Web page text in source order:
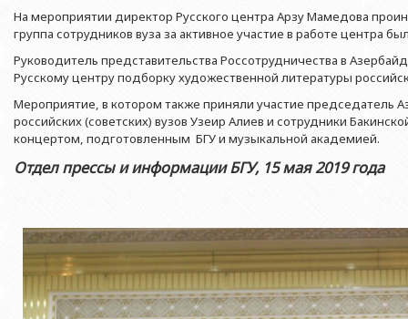
Знаменательные даты в истории БГУУниверситетская газета
Типография
Издательство
Факультет
Факультет
Факультет
Факультет Теология
Факультет
Юридическое
Азербайджанской
Юридическое
и образования
На мероприятии директор Русского центра Арзу Мамедова
группа сотрудников вуза за активное участие в работе центра
Руководитель представительства Россотрудничества в
Русскому центру подборку художественной литературы
Мероприятие, в котором также приняли участие председатель
российских (советских) вузов Узеир Алиев и сотрудники
концертом, подготовленным БГУ и музыкальной академией.
Отдел прессы и информации БГУ, 15 мая 2019 года